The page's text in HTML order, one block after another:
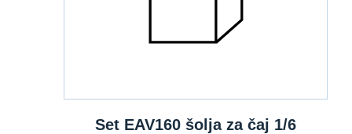
Set EAV160 šolja za čaj 1/6